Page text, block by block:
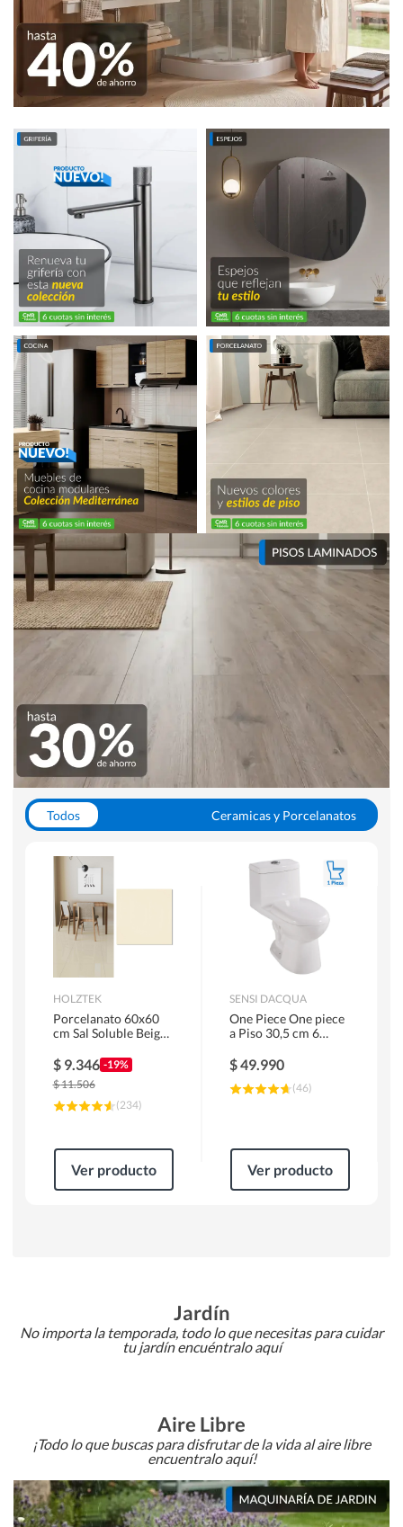
Todos
Ceramicas y Porcelanatos
WC y Sanitarios
Pisos Flotantes y Laminados
Pinturas
HOLZTEK
Porcelanato 60x60
cm Sal Soluble Beige
$ 9.346 -19%
$11.506
(234)
Ver producto
SENSI DACQUA
One Piece One piece
a Piso 30,5 cm 6
$49.990
(46)
Ver producto
Jardín
No importa la temporada, todo lo que necesitas para cuidar
tu jardín encuéntralo aquí
Aire Libre
¡Todo lo que buscas para disfrutar de la vida al aire libre
encuentralo aquí!